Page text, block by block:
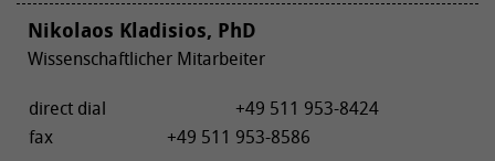
Nikolaos Kladisios, PhD
Wissenschaftlicher Mitarbeiter
direct dial
+49 511 953-8424
fax
+49 511 953-8586